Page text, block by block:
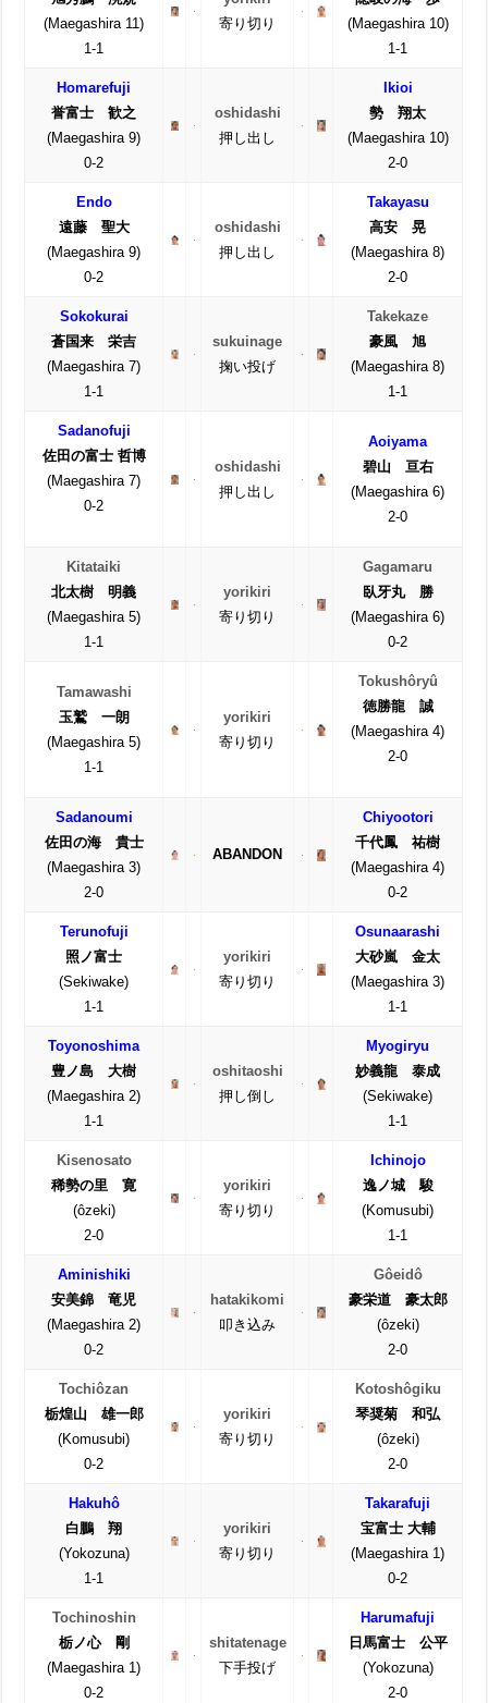
(Maegashira 11)
1-1
寄り切り
(Maegashira 10)
1-1
Homarefuji
誉富士 歓之
(Maegashira 9)
0-2
oshidashi
押し出し
Ikioi
勢 翔太
(Maegashira 10)
2-0
Endo
遠藤 聖大
(Maegashira 9)
0-2
oshidashi
押し出し
Takayasu
高安 晃
(Maegashira 8)
2-0
Sokokurai
蒼国来 栄吉
(Maegashira 7)
1-1
sukuinage
掬い投げ
Takekaze
豪風 旭
(Maegashira 8)
1-1
Sadanofuji
佐田の富士 哲博
(Maegashira 7)
0-2
oshidashi
押し出し
Aoiyama
碧山 亘右
(Maegashira 6)
2-0
Kitataiki
北太樹 明義
(Maegashira 5)
1-1
yorikiri
寄り切り
Gagamaru
臥牙丸 勝
(Maegashira 6)
0-2
Tamawashi
玉鷲 一朗
(Maegashira 5)
1-1
yorikiri
寄り切り
Tokushôryû
徳勝龍 誠
(Maegashira 4)
2-0
Sadanoumi
佐田の海 貴士
(Maegashira 3)
2-0
ABANDON
Chiyootori
千代鳳 祐樹
(Maegashira 4)
0-2
Terunofuji
照ノ富士
(Sekiwake)
1-1
yorikiri
寄り切り
Osunaarashi
大砂嵐 金太
(Maegashira 3)
1-1
Toyonoshima
豊ノ島 大樹
(Maegashira 2)
1-1
oshitaoshi
押し倒し
Myogiryu
妙義龍 泰成
(Sekiwake)
1-1
Kisenosato
稀勢の里 寛
(ôzeki)
2-0
yorikiri
寄り切り
Ichinojo
逸ノ城 駿
(Komusubi)
1-1
Aminishiki
安美錦 竜児
(Maegashira 2)
0-2
hatakikomi
叩き込み
Gôeidô
豪栄道 豪太郎
(ôzeki)
2-0
Tochiôzan
栃煌山 雄一郎
(Komusubi)
0-2
yorikiri
寄り切り
Kotoshôgiku
琴奨菊 和弘
(ôzeki)
2-0
Hakuhô
白鵬 翔
(Yokozuna)
1-1
yorikiri
寄り切り
Takarafuji
宝富士 大輔
(Maegashira 1)
0-2
Tochinoshin
栃ノ心 剛
(Maegashira 1)
0-2
shitatenage
下手投げ
Harumafuji
日馬富士 公平
(Yokozuna)
2-0